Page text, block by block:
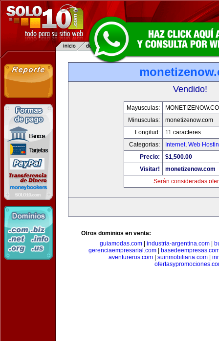
Vendido!
Mayusculas:
Minusculas:
monetizenow.com
Longitud:
11 caracteres
Categorias:
Internet, Web
Precio:
$1,500.00
Visitar!
monetizenow.com
Serán consideradas
Otros dominios en venta:
guiamodas.com| industria-argentina.com|
gerenciaempresarial.com|
aventureros.com| suinmobiliaria.com|